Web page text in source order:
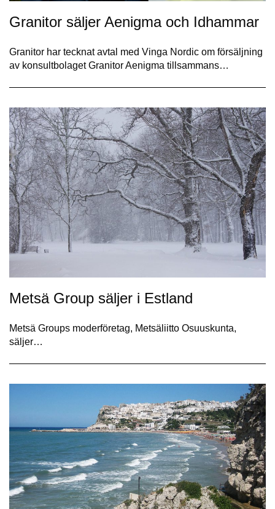
Granitor säljer Aenigma och Idhammar
Granitor har tecknat avtal med Vinga Nordic om försäljning
av konsultbolaget Granitor Aenigma tillsammans…
Metsä Group säljer i Estland
Metsä Groups moderföretag, Metsäliitto Osuuskunta,
säljer…